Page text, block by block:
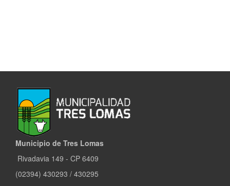
Municipio de Tres Lomas
Rivadavia 149 - CP 6409
(02394) 430293 / 430295